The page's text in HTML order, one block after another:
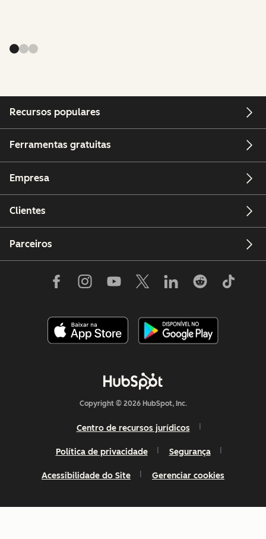
Recursos populares
Ferramentas gratuitas
Empresa
Clientes
Parceiros
Copyright © 2026 HubSpot, Inc.
Centro de recursos jurídicos
Política de privacidade Segurança
Acessibilidade do Site Gerenciar cookies